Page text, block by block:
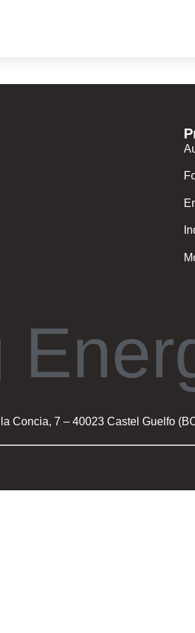
Concia, 7 – 40023 Castel Guelfo